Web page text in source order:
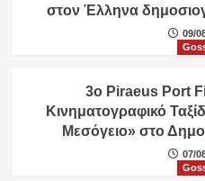
στον Έλληνα
09/
3ο Piraeus Port
Κινηματογραφικό
Μεσόγειο» στο
07/